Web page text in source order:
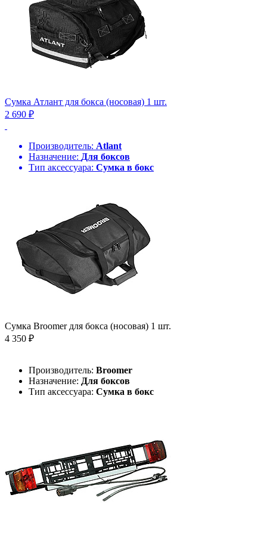
Сумка Атлант для бокса (носовая) 1 шт.
2 690 ₽
Производитель: Atlant
Назначение: Для боксов
Тип аксессуара: Сумка в бокс
Сумка Broomer для бокса (носовая) 1 шт.
4 350 ₽
Производитель: Broomer
Назначение: Для боксов
Тип аксессуара: Сумка в бокс